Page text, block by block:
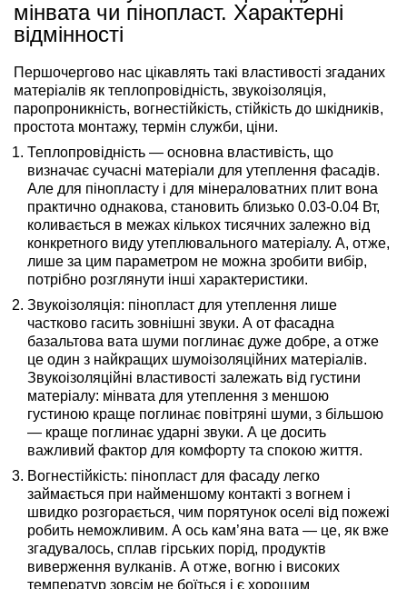
мінвата чи пінопласт. Характерні
відмінності
Першочергово нас цікавлять такі властивості згаданих
матеріалів як теплопровідність, звукоізоляція,
паропроникність, вогнестійкість, стійкість до шкідників,
простота монтажу, термін служби, ціни.
Теплопровідність — основна властивість, що
визначає сучасні матеріали для утеплення фасадів.
Але для пінопласту і для мінераловатних плит вона
практично однакова, становить близько 0.03-0.04 Вт,
коливається в межах кількох тисячних залежно від
конкретного виду утеплювального матеріалу. А, отже,
лише за цим параметром не можна зробити вибір,
потрібно розглянути інші характеристики.
Звукоізоляція: пінопласт для утеплення лише
частково гасить зовнішні звуки. А от фасадна
базальтова вата шуми поглинає дуже добре, а отже
це один з найкращих шумоізоляційних матеріалів.
Звукоізоляційні властивості залежать від густини
матеріалу: мінвата для утеплення з меншою
густиною краще поглинає повітряні шуми, з більшою
— краще поглинає ударні звуки. А це досить
важливий фактор для комфорту та спокою життя.
Вогнестійкість: пінопласт для фасаду легко
займається при найменшому контакті з вогнем і
швидко розгорається, чим порятунок оселі від пожежі
робить неможливим. А ось кам’яна вата — це, як вже
згадувалось, сплав гірських порід, продуктів
виверження вулканів. А отже, вогню і високих
температур зовсім не боїться і є хорошим